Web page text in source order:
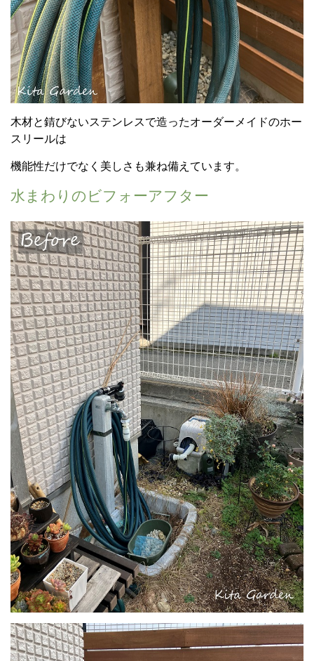
木材と錆びないステンレスで造ったオーダーメイドのホー
スリールは
機能性だけでなく美しさも兼ね備えています。
水まわりのビフォーアフター